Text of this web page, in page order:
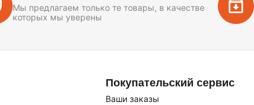
Мы предлагаем только те товары, в качестве
которых мы уверены
Покупательский сервис
Ваши заказы